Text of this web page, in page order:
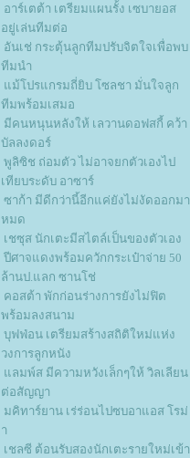
อาร์เตต้า เตรียมแผนรั้ง เซบายอส
อยู่เล่นทีมต่อ
อันเช่ กระตุ้นลูกทีมปรับจิตใจเพื่อพบ
ทีมนำ
ม้โปรแกรมถี่ยิบ โซลชา มั่นใจลูก
ทีมพร้อมเสมอ
มีคนหนุนหลังให้ เลวานดอฟสกี้ คว้า
บัลลงดอร์
พูลิซิช ถ่อมตัว ไม่อาจยกตัวเองไป
เทียบระดับ อาซาร์
ซาก้า มีดีกว่านี้อีกแค่ยังไม่งัดออกมา
หมด
เชซุส นักเตะมีสไตล์เป็นของตัวเอง
ปีศาจแดงพร้อมควักกระเป๋าจ่าย 50
ล้านป.แลก ซานโช่
คอสต้า พักก่อนร่างการยังไม่ฟิต
พร้อมลงสนาม
บุฟฟ่อน เตรียมสร้างสถิติใหม่แห่ง
วงการลูกหนัง
ลมพ์ส มีความหวังเล็กๆให้ วิลเลียน
ต่อสัญญา
มคิทาร์ยาน เร่ร่อนไปซบอาแอส โรม่
า
เชลซี ต้อนรับสองนักเตะรายใหม่เข้า